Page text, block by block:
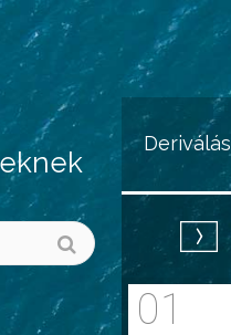
Deriválás
01